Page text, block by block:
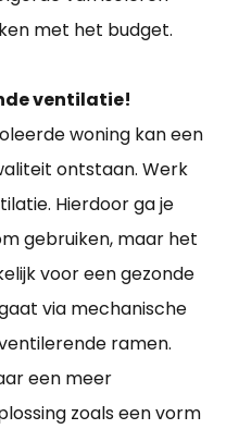
met het budget.
ventilatie!
woning kan een
ontstaan. Werk
Hierdoor ga je
gebruiken, maar het
voor een gezonde
via mechanische
ramen.
een meer
zoals een vorm